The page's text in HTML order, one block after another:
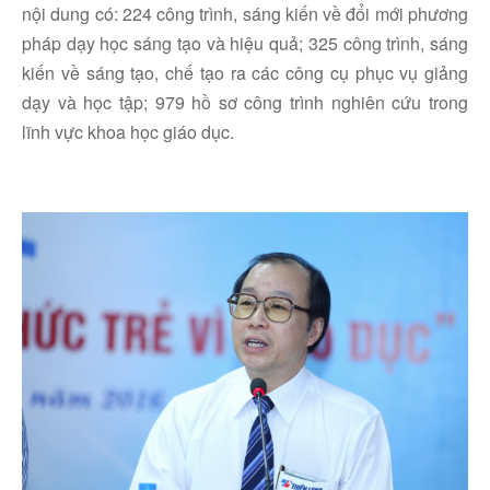
nội dung có: 224 công trình, sáng kiến về đổi mới phương
pháp dạy học sáng tạo và hiệu quả; 325 công trình, sáng
kiến về sáng tạo, chế tạo ra các công cụ phục vụ giảng
dạy và học tập; 979 hồ sơ công trình nghiên cứu trong
lĩnh vực khoa học giáo dục.